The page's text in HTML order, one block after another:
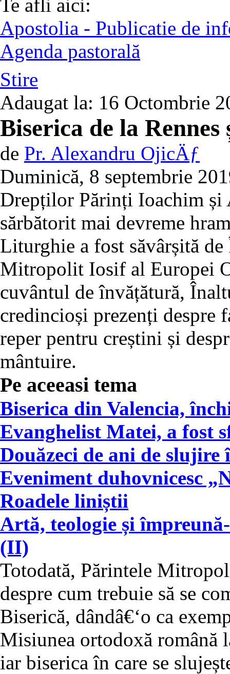
Te afli aici:
Apostolia - Publicatie de
Agenda pastorală
Stire
Adaugat la: 16 Octombrie
Biserica de la
de Pr. Alexandru OjicÄƒ
Duminică, 8 septembrie
Drepților Părinți Ioachim și
sărbătorit mai devreme
Liturghie a fost săvârșită
Mitropolit Iosif al Europei
cuvântul de învățătură,
credincioși prezenți despre
reper pentru creștini și
mântuire.
Pe aceeasi tema
Biserica din Valencia,
Evanghelist Matei, a fost
Douăzeci de ani de slujire
Eveniment duhovnicesc
Roadele liniștii
Artă, teologie și
(II)
Totodată, Părintele
despre cum trebuie să se
Biserică, dândâ€‘o ca
Misiunea ortodoxă română
iar biserica în care se